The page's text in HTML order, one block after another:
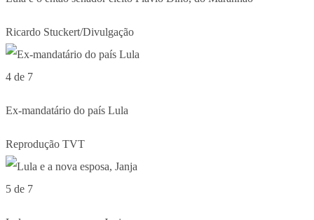
Ricardo Stuckert/Divulgação
4 de 7
Ex-mandatário do país Lula
Reprodução TVT
5 de 7